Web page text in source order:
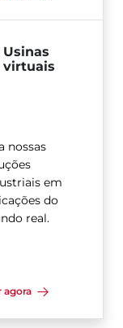
Usinas
virtuais
nossas
em
do
real.
agora